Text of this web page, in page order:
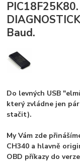
PIC18F25K80.
Baud.
Do levných USB
který zvládne jen
stačit).
My Vám zde
CH340 a hlavně
OBD příkazy do